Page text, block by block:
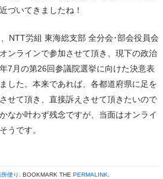
づいてきましたね！
NTT労組 東海総支部 全分会･部会役員会
ンラインで参加させて頂き、現下の政治
7月の第26回参議院選挙に向けた決意表
した。本来であれば、各都道府県に足を
せて頂き、直接訴えさせて頂きたいので
なか叶わず残念ですが、当面はオンライ
うです。
便り . BOOKMARK THE PERMALINK